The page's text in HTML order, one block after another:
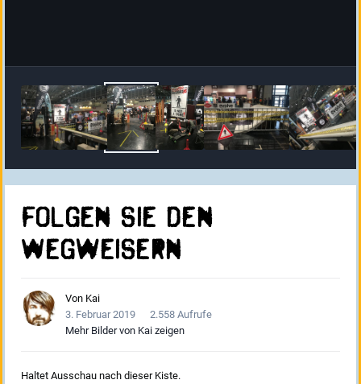
Folgen sie den
Wegweisern
Von Kai
3. Februar 2019
2.558 Aufrufe
Mehr Bilder von Kai zeigen
Haltet Ausschau nach dieser Kiste.